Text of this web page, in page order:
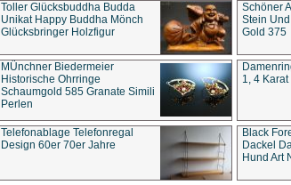
Toller Glücksbuddha Budda
Unikat Happy Buddha Mönch
Glücksbringer Holzfigur
Schöner
Stein
Gold 375
MÜnchner Biedermeier
Historische Ohrringe
Schaumgold 585 Granate Simili
Perlen
1, 4 Karat
Telefonablage Telefonregal
Design 60er 70er Jahre
Black
Dackel
Hund Art